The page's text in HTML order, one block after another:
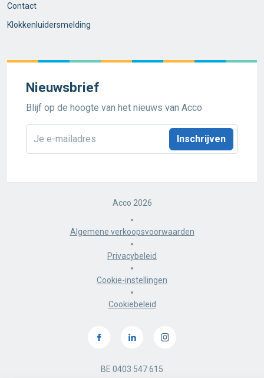
Contact
Klokkenluidersmelding
Nieuwsbrief
Blijf op de hoogte van het nieuws van Acco
Acco 2026
Algemene verkoopsvoorwaarden
Privacybeleid
Cookie-instellingen
Cookiebeleid
BE 0403 547 615